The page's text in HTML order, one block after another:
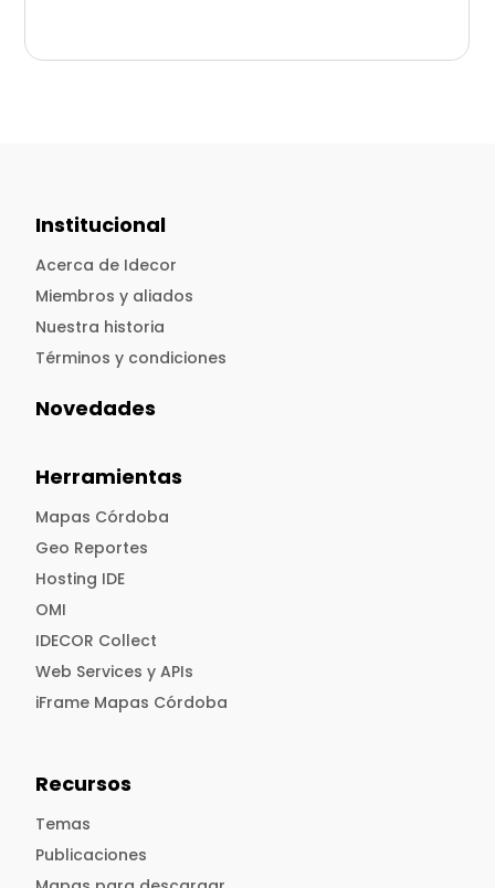
Institucional
Acerca de Idecor
Miembros y aliados
Nuestra historia
Términos y condiciones
Novedades
Herramientas
Mapas Córdoba
Geo Reportes
Hosting IDE
OMI
IDECOR Collect
Web Services y APIs
iFrame Mapas Córdoba
Recursos
Temas
Publicaciones